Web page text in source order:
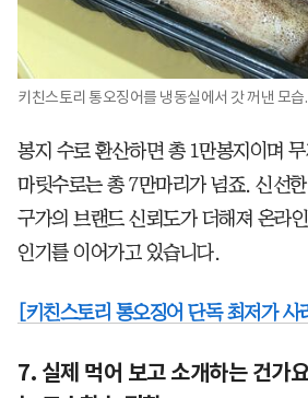
키친스토리 통오징어를 냉동실에서 갓 꺼낸 모
봉지 수로 환산하면 총 1만봉지이며
마릿수로는 총 7만마리가 넘죠. 신선
구가의 브랜드 신뢰도가 더해져 온라
인기를 이어가고 있습니다.
[키친스토리 통오징어 단독 최저가 사
7. 실제 먹어 보고 소개하는 건가